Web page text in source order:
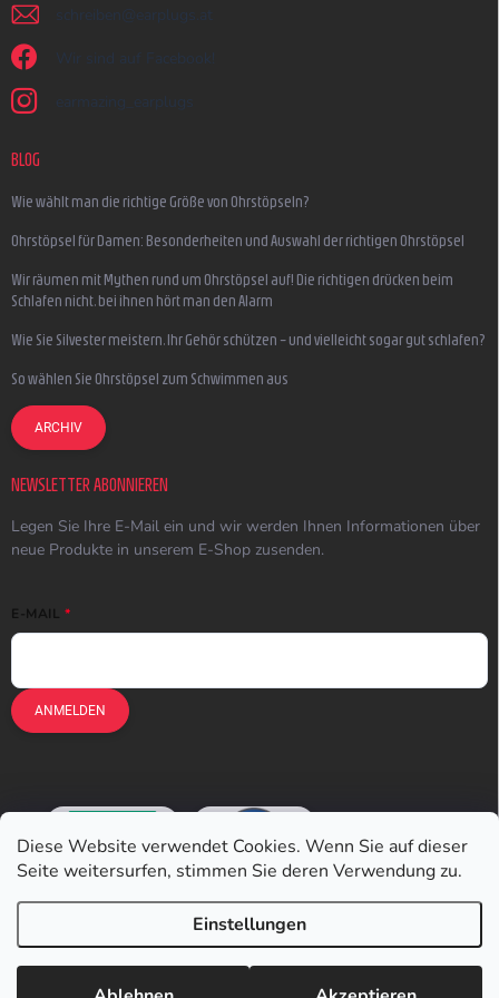
Diese Website verwendet Cookies. Wenn Sie auf dieser
Seite weitersurfen, stimmen Sie deren Verwendung zu.
Einstellungen
schreiben @ earplugs.at
Wir sind auf Facebook!
earmazing_earplugs
BLOG
Wie wählt man die richtige Größe von Ohrstöpseln?
Ohrstöpsel für Damen: Besonderheiten und Auswahl der richtigen Ohrstöpsel
Wir räumen mit Mythen rund um Ohrstöpsel auf! Die richtigen drücken beim
Schlafen nicht, bei ihnen hört man den Alarm
Wie Sie Silvester meistern, Ihr Gehör schützen – und vielleicht sogar gut schlafen?
So wählen Sie Ohrstöpsel zum Schwimmen aus
ARCHIV
NEWSLETTER ABONNIEREN
Legen Sie Ihre E-Mail ein und wir werden Ihnen Informationen über
neue Produkte in unserem E-Shop zusenden.
E-MAIL
ANMELDEN
Copyright 2026 . Alle Rechte vorbehalten.